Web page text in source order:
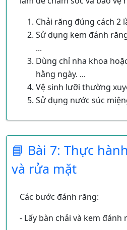
Các việc không nên làm:
áo đã mặc bị bẩn hoặc bị
nên tắm ở những chỗ nước
để móng chân, móng tay
Những việc nên làm để giữ
rửa chân tay hàng ngày
vào nhà, luôn giữ ấm cơ
ăn cơm, cắt móng chân,
xuyên…
Chải răng đúng cách 2
Sử dụng kem đánh
...
Dùng chỉ nha khoa
hằng ngày. ...
Vệ sinh lưỡi thường
Sử dụng nước súc
Các con đánh răng khi nào?
Vào buổi tối trước khi đi
Vì sao răng bạn bị sún?
Do ăn bánh kẹo, không
📘 Bài 7: Thực
và rửa mặt
Các bước đánh răng:
- Lấy bàn chải và kem đánh